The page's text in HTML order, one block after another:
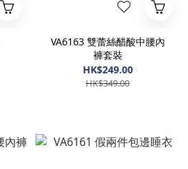
VA6163 雙蕾絲醋酸中腰內
褲套裝
HK$249.00
HK$349.00